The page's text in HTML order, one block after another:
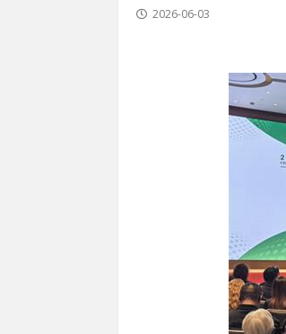
2026-06-03